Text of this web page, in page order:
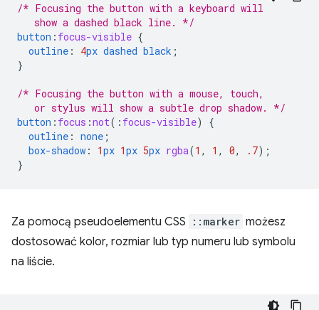
/* Focusing the button with a keyboard will
   show a dashed black line. */
button : focus-visible {
outline : 4px dashed black ;
}
/* Focusing the button with a mouse, touch,
   or stylus will show a subtle drop shadow. */
button : focus :not( : focus-visible)
{
outline : none ;
box-shadow : 1px 1px 5px rgba(1 , 1 , 0, .7);
}
Za pomocą pseudoelementu CSS ::marker możesz
dostosować kolor, rozmiar lub typ numeru lub symbolu
na liście.